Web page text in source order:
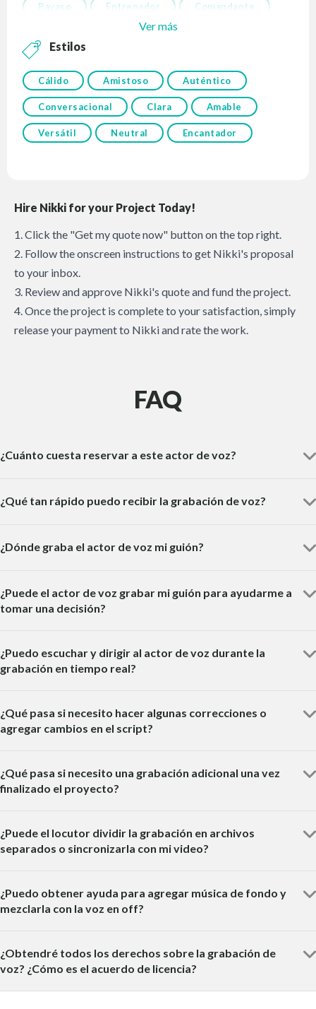
Payaso Entrenador Comandante
Ver más
Estilos
Cálido Amistoso Auténtico
Conversacional Clara Amable
Versátil Neutral Encantador
Hire Nikki for your Project Today!
1. Click the "Get my quote now" button on the top right.
2. Follow the onscreen instructions to get Nikki's proposal
to your inbox.
3. Review and approve Nikki's quote and fund the project.
4. Once the project is complete to your satisfaction, simply
release your payment to Nikki and rate the work.
FAQ
¿Cuánto cuesta reservar a este actor de voz?
¿Qué tan rápido puedo recibir la grabación de voz?
¿Dónde graba el actor de voz mi guión?
¿Puede el actor de voz grabar mi guión para ayudarme a
tomar una decisión?
¿Puedo escuchar y dirigir al actor de voz durante la
grabación en tiempo real?
¿Qué pasa si necesito hacer algunas correcciones o
agregar cambios en el script?
¿Qué pasa si necesito una grabación adicional una vez
finalizado el proyecto?
¿Puede el locutor dividir la grabación en archivos
separados o sincronizarla con mi video?
¿Puedo obtener ayuda para agregar música de fondo y
mezclarla con la voz en off?
¿Obtendré todos los derechos sobre la grabación de
voz? ¿Cómo es el acuerdo de licencia?